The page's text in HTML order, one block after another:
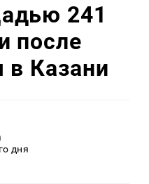
241
после
в Казани
дня